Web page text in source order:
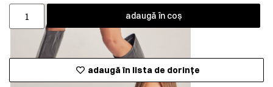
adaugă în coș
adaugă în lista de dorințe